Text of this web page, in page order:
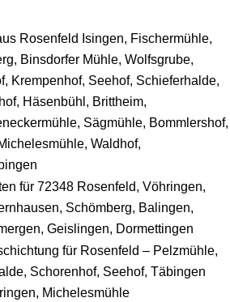
Rosenfeld Isingen, Fischermühle,
Binsdorfer Mühle, Wolfsgrube,
Krempenhof, Seehof, Schieferhalde,
Häsenbühl, Brittheim,
Sägmühle, Bommlershof,
Waldhof,
für 72348 Rosenfeld, Vöhringen,
Schömberg, Balingen,
Geislingen, Dormettingen
für Rosenfeld – Pelzmühle,
Schorenhof, Seehof, Täbingen
Michelesmühle